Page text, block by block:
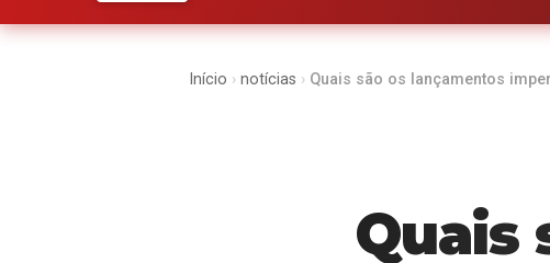
Início › notícias › Quais são os lançamentos
Quais